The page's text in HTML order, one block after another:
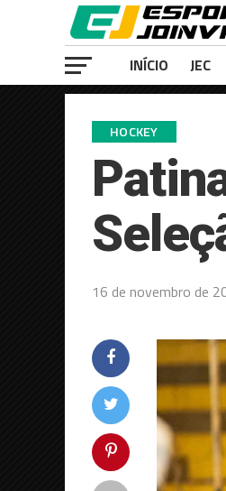
INÍCIO JEC
HOCKEY
16 de novembro de